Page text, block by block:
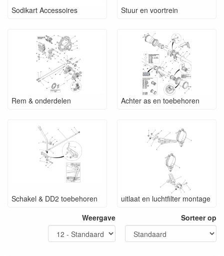
Sodikart Accessoires Stuur en voortrein
Rem & onderdelen Achter as en toebehoren
Schakel & DD2 toebehoren
uitlaat en luchtfilter montage
Weergave
Sorteer op